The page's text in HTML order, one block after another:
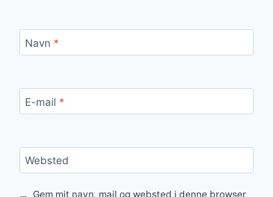
Navn *
E-mail *
Websted
Gem mit navn, mail og websted i denne browser